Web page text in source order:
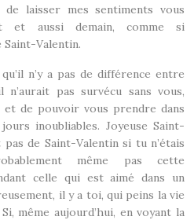
laisser mes sentiments vous
et aussi demain, comme si
Valentin.
n’y a pas de différence entre
pas survécu sans vous,
et de pouvoir vous prendre dans
inoubliables. Joyeuse Saint-
de Saint-Valentin si tu n’étais
même pas cette
celle qui est aimé dans un
il y a toi, qui peins la vie
même aujourd’hui, en voyant la